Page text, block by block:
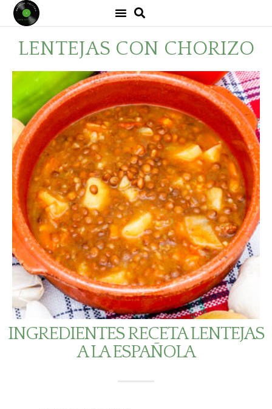
LENTEJAS CON CHORIZO
INGREDIENTES RECETA LENTEJAS
A LA ESPAÑOLA